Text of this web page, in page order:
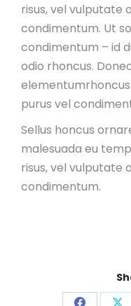
risus, vel vulputate
condimentum. Ut
condimentum – id
odio rhoncus.
purus vel
Sellus honcus
malesuada eu
risus, vel vulputate
condimentum.